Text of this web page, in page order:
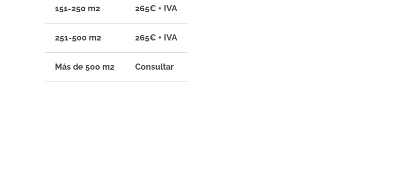
151-250 m2 265€ + IVA
251-500 m2 265€ + IVA
Más de 500 m2 Consultar